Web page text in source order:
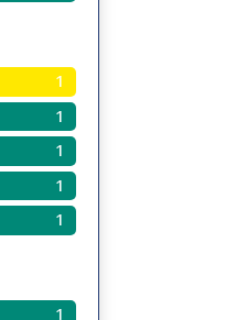
1
1
1
1
1
1